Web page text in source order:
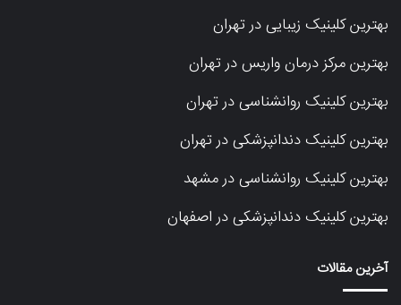
بهترین کلینیک زیبایی در تهران
بهترین مرکز درمان واریس در تهران
بهترین کلینیک روانشناسی در تهران
بهترین کلینیک دندانپزشکی در تهران
بهترین کلینیک روانشناسی در مشهد
بهترین کلینیک دندانپزشکی در اصفهان
آخرین مقالات